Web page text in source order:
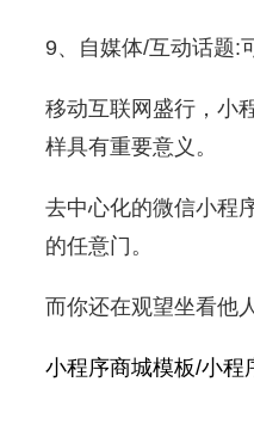
9、自媒体/互动话题:
移动互联网盛行，小
样具有重要意义。
去中心化的微信小程
的任意门。
而你还在观望坐看他
小程序商城模板/小程